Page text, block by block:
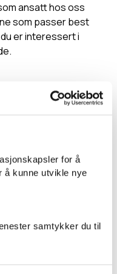
for å
å kunne utvikle nye
samtykker du til
ansatt hos oss
som passer best
er interessert i
den beste
Denne
det at vi er til stede
for deg
ellerta kontakt med